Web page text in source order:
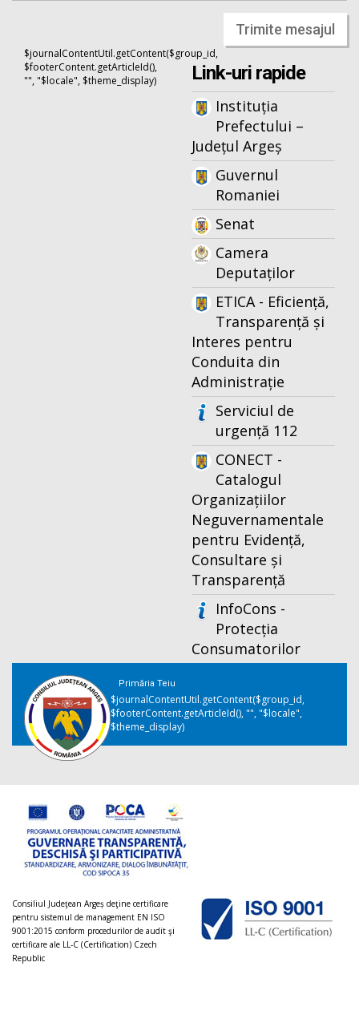
Trimite mesajul
$journalContentUtil.getContent($group_id,
$footerContent.getArticleId(),
"", "$locale", $theme_display)
Link-uri rapide
Instituția
Prefectului –
Județul Argeș
Guvernul
Romaniei
Senat
Camera
Deputaților
ETICA - Eficiență,
Transparență și
Interes pentru
Conduita din
Administrație
Serviciul de
urgență 112
CONECT -
Catalogul
Organizațiilor
Neguvernamentale
pentru Evidență,
Consultare și
Transparență
InfoCons -
Protecția
Consumatorilor
Primăria Teiu
$journalContentUtil.getContent($group_id,
$footerContent.getArticleId(), "", "$locale",
$theme_display)
Consiliul Judeţean Argeș deţine certificare
pentru sistemul de management EN ISO
9001:2015 conform procedurilor de audit şi
certificare ale LL-C (Certification) Czech
Republic